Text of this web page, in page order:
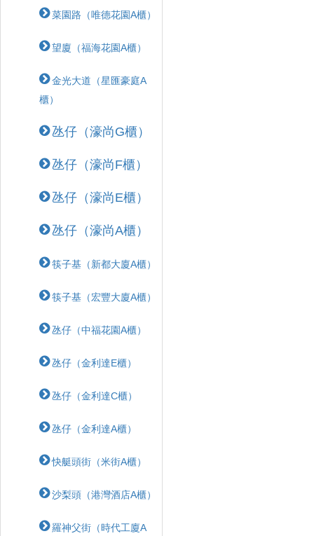
菜園路（唯德花園A櫃）
望廈（福海花園A櫃）
金光大道（星匯豪庭A
櫃）
氹仔（濠尚G櫃）
氹仔（濠尚F櫃）
氹仔（濠尚E櫃）
氹仔（濠尚A櫃）
筷子基（新都大廈A櫃）
筷子基（宏豐大廈A櫃）
氹仔（中福花園A櫃）
氹仔（金利達E櫃）
氹仔（金利達C櫃）
氹仔（金利達A櫃）
快艇頭街（米街A櫃）
沙梨頭（港灣酒店A櫃）
羅神父街（時代工廈A